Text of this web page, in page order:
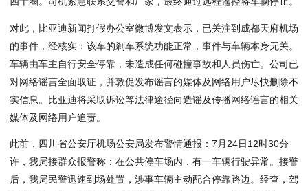
对此，比亚迪新闻打假办公室微博发文表示，已关注到成都天府机场
的事件，经核实：该车的刹车系统功能正常，事件与车辆本身无关。
车辆由车主自行安全停靠，未造成任何碰撞事故和人员伤亡。公司已
对网络谣言全面取证，并敦促发布谣言的媒体及网络用户尽快删除不
实信息。比亚迪将采取诉讼等法律途径向造谣及传播网络谣言的相关
媒体及网络用户追责。
此前， 四川 省公安厅机场公安局发布警情通报：7月24日12时30分
许，我局接群众报警称：在公共停车场内，有一车辆行驶异常。接警
后，我局民警迅速到场处置，涉事车辆主动配合停靠路边。经查， 驾